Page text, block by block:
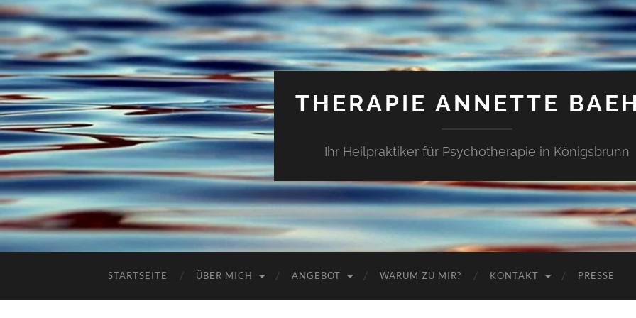
THERAPIE ANNETTE
Ihr Heilpraktiker für Psychotherapie in Königsbrunn
STARTSEITE ÜBER MICH ANGEBOT WARUM ZU MIR? KONTAKT PRESSE